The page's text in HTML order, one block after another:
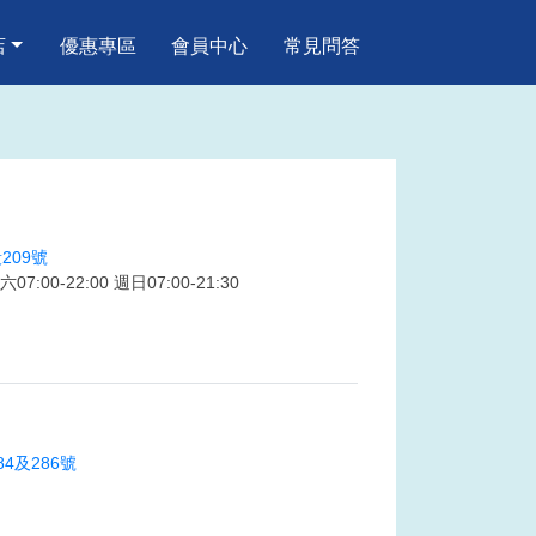
優惠專區 會員中心 常見問答
號
07:00-22:00 週日07:00-21:30
及286號